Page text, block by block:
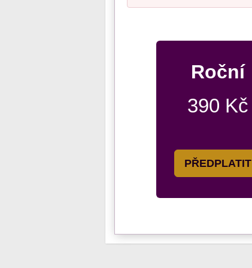
Roční
390 Kč
PŘEDPLATIT